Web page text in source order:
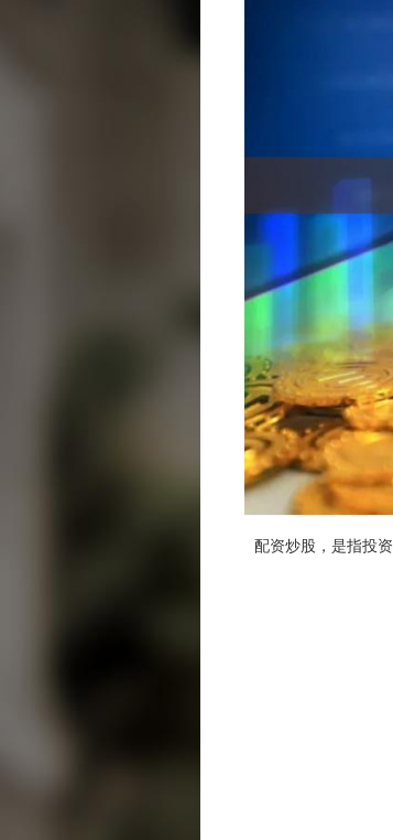
配资炒股，是指投